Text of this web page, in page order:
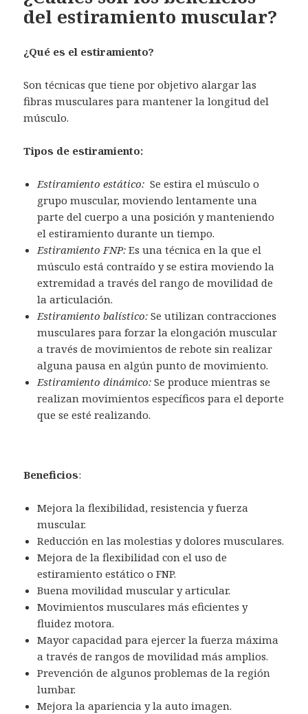
del estiramiento muscular?
¿Qué es el estiramiento?
Son técnicas que tiene por objetivo alargar las
fibras musculares para mantener la longitud del
músculo.
Tipos de estiramiento:
Estiramiento estático: Se estira el músculo o
grupo muscular, moviendo lentamente una
parte del cuerpo a una posición y manteniendo
el estiramiento durante un tiempo.
Estiramiento FNP:Es una técnica en la que el
músculo está contraído y se estira moviendo la
extremidad a través del rango de movilidad de
la articulación.
Estiramiento balístico:Se utilizan contracciones
musculares para forzar la elongación muscular
a través de movimientos de rebote sin realizar
alguna pausa en algún punto de movimiento.
Estiramiento dinámico:Se produce mientras se
realizan movimientos específicos para el deporte
que se esté realizando.
Beneficios:
Mejora la flexibilidad, resistencia y fuerza
muscular.
Reducción en las molestias y dolores musculares.
Mejora de la flexibilidad con el uso de
estiramiento estático o FNP.
Buena movilidad muscular y articular.
Movimientos musculares más eficientes y
fluidez motora.
Mayor capacidad para ejercer la fuerza máxima
a través de rangos de movilidad más amplios.
Prevención de algunos problemas de la región
lumbar.
Mejora la apariencia y la auto imagen.